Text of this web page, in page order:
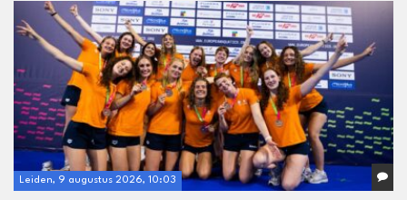
Leiden, 9 augustus 2026, 10:03